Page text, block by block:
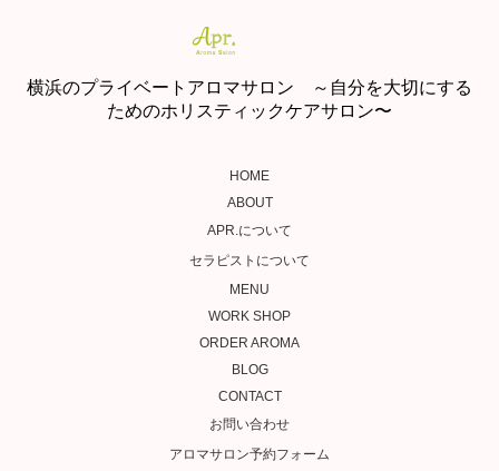
横浜のプライベートアロマサロン ～自分を大切にする
ためのホリスティックケアサロン〜
HOME
ABOUT
APR.について
セラピストについて
MENU
WORK SHOP
ORDER AROMA
BLOG
CONTACT
お問い合わせ
アロマサロン予約フォーム